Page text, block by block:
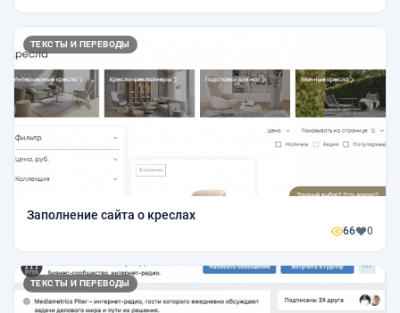
ТЕКСТЫ И ПЕРЕВОДЫ
Заполнение сайта о креслах
66 0
ТЕКСТЫ И ПЕРЕВОДЫ